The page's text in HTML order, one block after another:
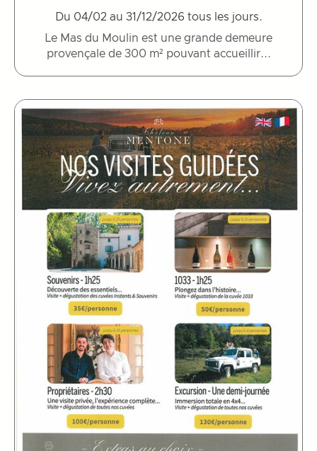
Du 04/02 au 31/12/2026 tous les jours.
Le Mas du Moulin est une grande demeure
provençale de 300 m² pouvant accueillir...